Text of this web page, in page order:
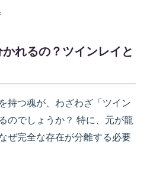
れるの？ツインレイと
持つ魂が、わざわざ「ツイン
のでしょうか？ 特に、元が龍
ぜ完全な存在が分離する必要